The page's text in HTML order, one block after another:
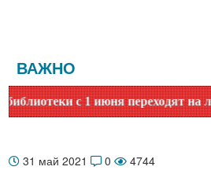
ВАЖНО
с 1 июня переходят на
31 май 2021 0 4744